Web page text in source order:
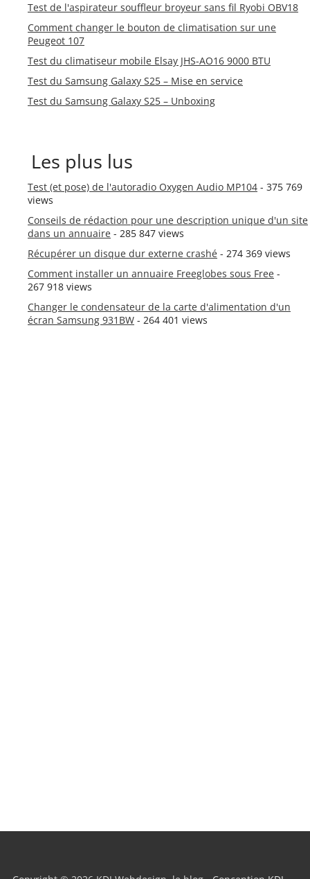
Test de l'aspirateur souffleur broyeur sans fil Ryobi OBV18
Comment changer le bouton de climatisation sur une
Peugeot 107
Test du climatiseur mobile Elsay JHS-AO16 9000 BTU
Test du Samsung Galaxy S25 – Mise en service
Test du Samsung Galaxy S25 – Unboxing
Les plus lus
Test (et pose) de l'autoradio Oxygen Audio MP104 - 375 769
views
Conseils de rédaction pour une description unique d'un site
dans un annuaire - 285 847 views
Récupérer un disque dur externe crashé - 274 369 views
Comment installer un annuaire Freeglobes sous Free -
267 918 views
Changer le condensateur de la carte d'alimentation d'un
écran Samsung 931BW - 264 401 views